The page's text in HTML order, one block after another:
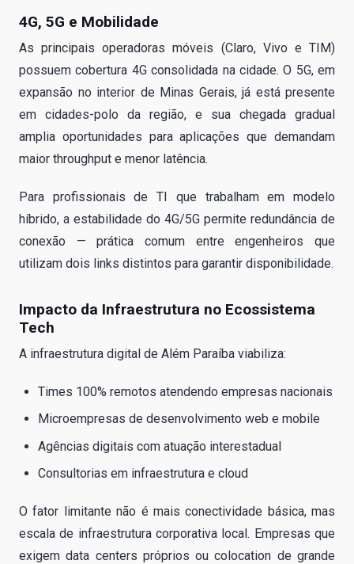
4G, 5G e Mobilidade
As principais operadoras móveis (Claro, Vivo e TIM)
possuem cobertura 4G consolidada na cidade. O 5G, em
expansão no interior de Minas Gerais, já está presente
em cidades-polo da região, e sua chegada gradual
amplia oportunidades para aplicações que demandam
maior throughput e menor latência.
Para profissionais de TI que trabalham em modelo
híbrido, a estabilidade do 4G/5G permite redundância de
conexão — prática comum entre engenheiros que
utilizam dois links distintos para garantir disponibilidade.
Impacto da Infraestrutura no Ecossistema
Tech
A infraestrutura digital de Além Paraíba viabiliza:
Times 100% remotos atendendo empresas nacionais
Microempresas de desenvolvimento web e mobile
Agências digitais com atuação interestadual
Consultorias em infraestrutura e cloud
O fator limitante não é mais conectividade básica, mas
escala de infraestrutura corporativa local. Empresas que
exigem data centers próprios ou colocation de grande